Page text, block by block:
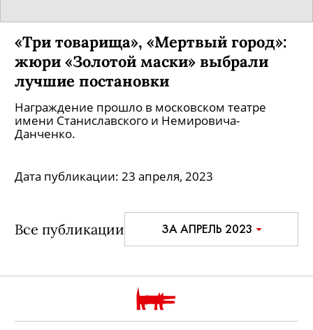
«Три товарища», «Мертвый город»:
жюри «Золотой маски» выбрали
лучшие постановки
Награждение прошло в московском театре
имени Станиславского и Немировича-
Данченко.
Дата публикации: 23 апреля, 2023
Все публикации ЗА АПРЕЛЬ 2023